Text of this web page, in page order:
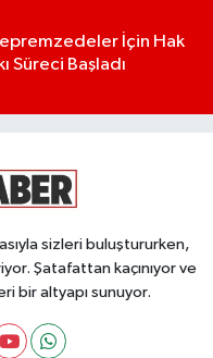
İçin Hak
Süreci Başladı
sizleri buluştururken,
Şatafattan kaçınıyor ve
bir altyapı sunuyor.